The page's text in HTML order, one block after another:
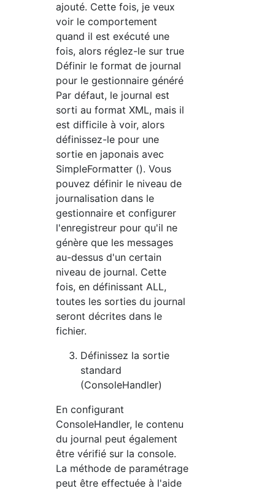
ajouté. Cette fois, je veux
voir le comportement
quand il est exécuté une
fois, alors réglez-le sur true
Définir le format de journal
pour le gestionnaire généré
Par défaut, le journal est
sorti au format XML, mais il
est difficile à voir, alors
définissez-le pour une
sortie en japonais avec
SimpleFormatter (). Vous
pouvez définir le niveau de
journalisation dans le
gestionnaire et configurer
l'enregistreur pour qu'il ne
génère que les messages
au-dessus d'un certain
niveau de journal. Cette
fois, en définissant ALL,
toutes les sorties du journal
seront décrites dans le
fichier.
Définissez la sortie
standard
(ConsoleHandler)
En configurant
ConsoleHandler, le contenu
du journal peut également
être vérifié sur la console.
La méthode de paramétrage
peut être effectuée à l'aide